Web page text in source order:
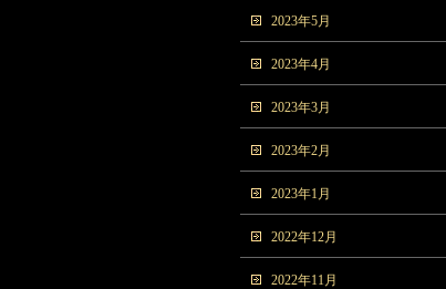
2023年5月
2023年4月
2023年3月
2023年2月
2023年1月
2022年12月
2022年11月